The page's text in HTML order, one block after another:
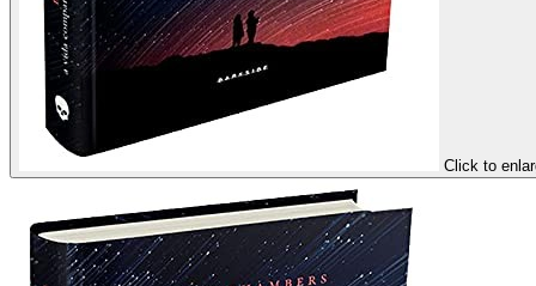
Click to